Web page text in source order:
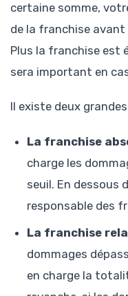
certaine somme,
de la franchise
Plus la franchise est
sera important en
Il existe deux
La franchise
charge les
seuil. En dessous
responsable des
La franchise
dommages
en charge la